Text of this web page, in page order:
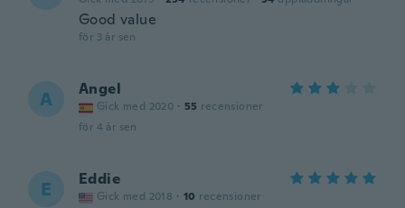
Good value
för 3 år sen
A Angel
Gick med 2020 · 55 recensioner
för 4 år sen
E Eddie
Gick med 2018 · 10 recensioner